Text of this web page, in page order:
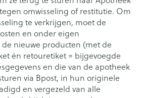
omwisseling of restitutie. Om
te verkrijgen, moet de
en onder eigen
nieuwe producten (met de
én retouretiket = bijgevoegde
en die van de apotheek
via Bpost, in hun originele
en vergezeld van alle